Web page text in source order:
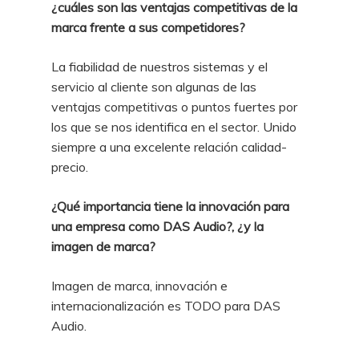
¿cuáles son las ventajas competitivas de la
marca frente a sus competidores?
La fiabilidad de nuestros sistemas y el
servicio al cliente son algunas de las
ventajas competitivas o puntos fuertes por
los que se nos identifica en el sector. Unido
siempre a una excelente relación calidad-
precio.
¿Qué importancia tiene la innovación para
una empresa como DAS Audio?, ¿y la
imagen de marca?
Imagen de marca, innovación e
internacionalización es TODO para DAS
Audio.